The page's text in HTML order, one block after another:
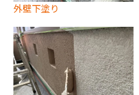
外壁下塗り